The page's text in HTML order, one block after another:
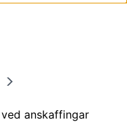
anskaffingar